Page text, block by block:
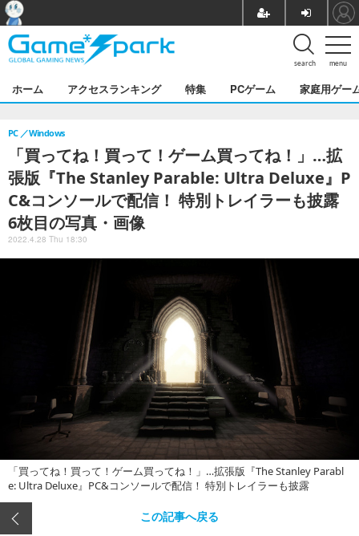
menu
search
ホーム アクセスランキング 特集 PCゲーム 家庭用ゲー
「買ってね！買って！ゲーム買ってね！」…拡
張版『The Stanley Parable: Ultra Deluxe』P
C&コンソールで配信！ 特別トレイラーも披露
6枚目の写真・画像
PC Windows
2022.4.28 Thu 18:30
「買ってね！買って！ゲーム買ってね！」…拡張版『The Stanley Parabl
e: Ultra Deluxe』PC&コンソールで配信！ 特別トレイラーも披露
この記事へ戻る